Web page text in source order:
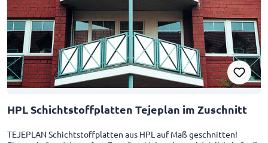
HPL Schichtstoffplatten Tejeplan im Zuschnitt
TEJEPLAN Schichtstoffplatten aus HPL auf Maß geschnitten!